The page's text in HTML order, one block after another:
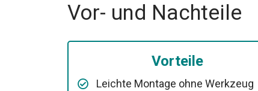
Vor- und Nachteile
Vorteile
Leichte Montage ohne Werkzeug